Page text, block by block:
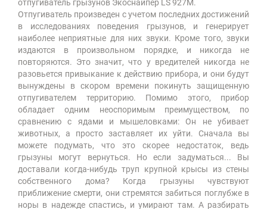
отпугиватель грызунов Экоснайпер LS 927M.
Отпугиватель произведен с учетом последних достижений
в исследованиях поведения грызунов, и генерирует
наиболее неприятные для них звуки. Кроме того, звуки
издаются в произвольном порядке, и никогда не
повторяются. Это значит, что у вредителей никогда не
разовьется привыкание к действию прибора, и они будут
вынуждены в скором времени покинуть защищенную
отпугивателем территорию. Помимо этого, прибор
обладает одним неоспоримым преимуществом, по
сравнению с ядами и мышеловками: Он не убивает
животных, а просто заставляет их уйти. Сначала вы
можете подумать, что это скорее недостаток, ведь
грызуны могут вернуться. Но если задуматься... Вы
доставали когда-нибудь труп крупной крысы из стены
собственного дома? Когда грызуны чувствуют
приближение смерти, они стремятся забиться поглубже в
норы в надежде спастись, и умирают там. А разбирать